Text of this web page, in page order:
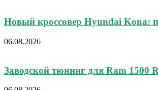
Новый кроссовер Hyundai Kona:
06.08.2026
Заводской тюнинг для Ram 1500